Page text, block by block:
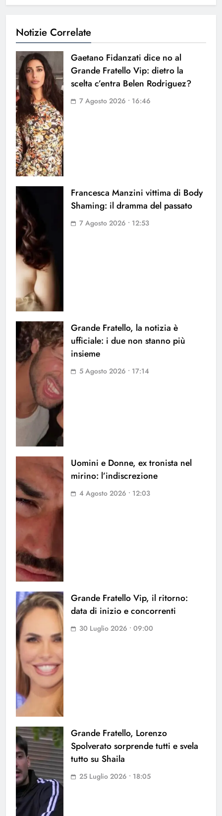
Notizie Correlate
Gaetano Fidanzati dice no al
Grande Fratello Vip: dietro la
scelta c’entra Belen Rodriguez?
7 Agosto 2026 • 16:46
Francesca Manzini vittima di Body
Shaming: il dramma del passato
7 Agosto 2026 • 12:53
Grande Fratello, la notizia è
ufficiale: i due non stanno più
insieme
5 Agosto 2026 • 17:14
Uomini e Donne, ex tronista nel
mirino: l’indiscrezione
4 Agosto 2026 • 12:03
Grande Fratello Vip, il ritorno:
data di inizio e concorrenti
30 Luglio 2026 • 09:00
Grande Fratello, Lorenzo
Spolverato sorprende tutti e svela
tutto su Shaila
25 Luglio 2026 • 18:05